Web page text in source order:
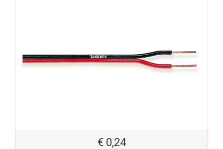
€ 0,24